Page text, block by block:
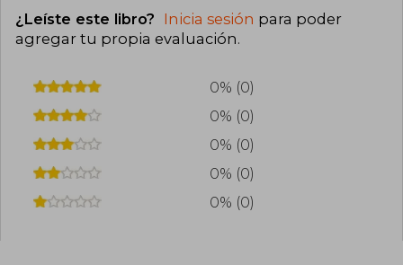
¿Leíste este libro? Inicia sesión para poder
agregar tu propia evaluación.
0% (0)
0% (0)
0% (0)
0% (0)
0% (0)